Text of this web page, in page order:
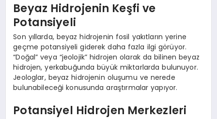
Beyaz Hidrojenin Keşfi ve
Potansiyeli
Son yıllarda, beyaz hidrojenin fosil yakıtların yerine
geçme potansiyeli giderek daha fazla ilgi görüyor.
“Doğal” veya “jeolojik” hidrojen olarak da bilinen beyaz
hidrojen, yerkabuğunda büyük miktarlarda bulunuyor.
Jeologlar, beyaz hidrojenin oluşumu ve nerede
bulunabileceği konusunda araştırmalar yapıyor.
Potansiyel Hidrojen Merkezleri